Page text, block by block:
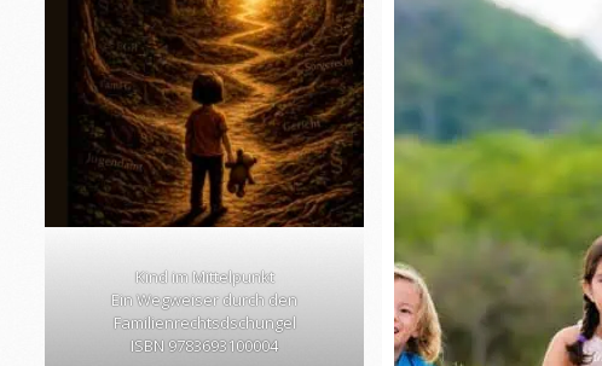
Kind im Mittelpunkt
Ein Wegweiser durch den
Familienrechtsdschungel
ISBN 9783693100004